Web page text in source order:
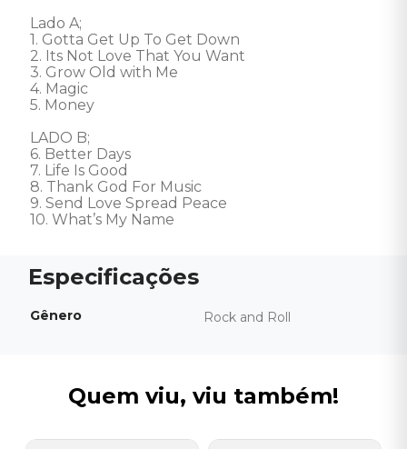
Lado A;
1. Gotta Get Up To Get Down
2. Its Not Love That You Want
3. Grow Old with Me
4. Magic
5. Money
LADO B;
6. Better Days
7. Life Is Good
8. Thank God For Music
9. Send Love Spread Peace
10. What’s My Name
Gênero Rock and Roll
Quem viu, viu também!